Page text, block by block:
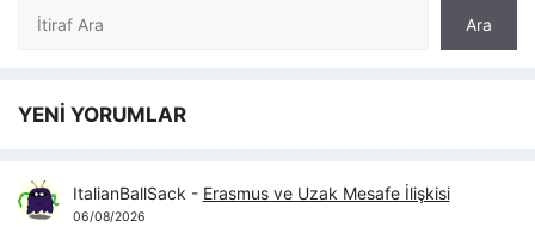
Ara
Ara
YENİ YORUMLAR
ItalianBallSack - Erasmus ve Uzak Mesafe İlişkisi
06/08/2026